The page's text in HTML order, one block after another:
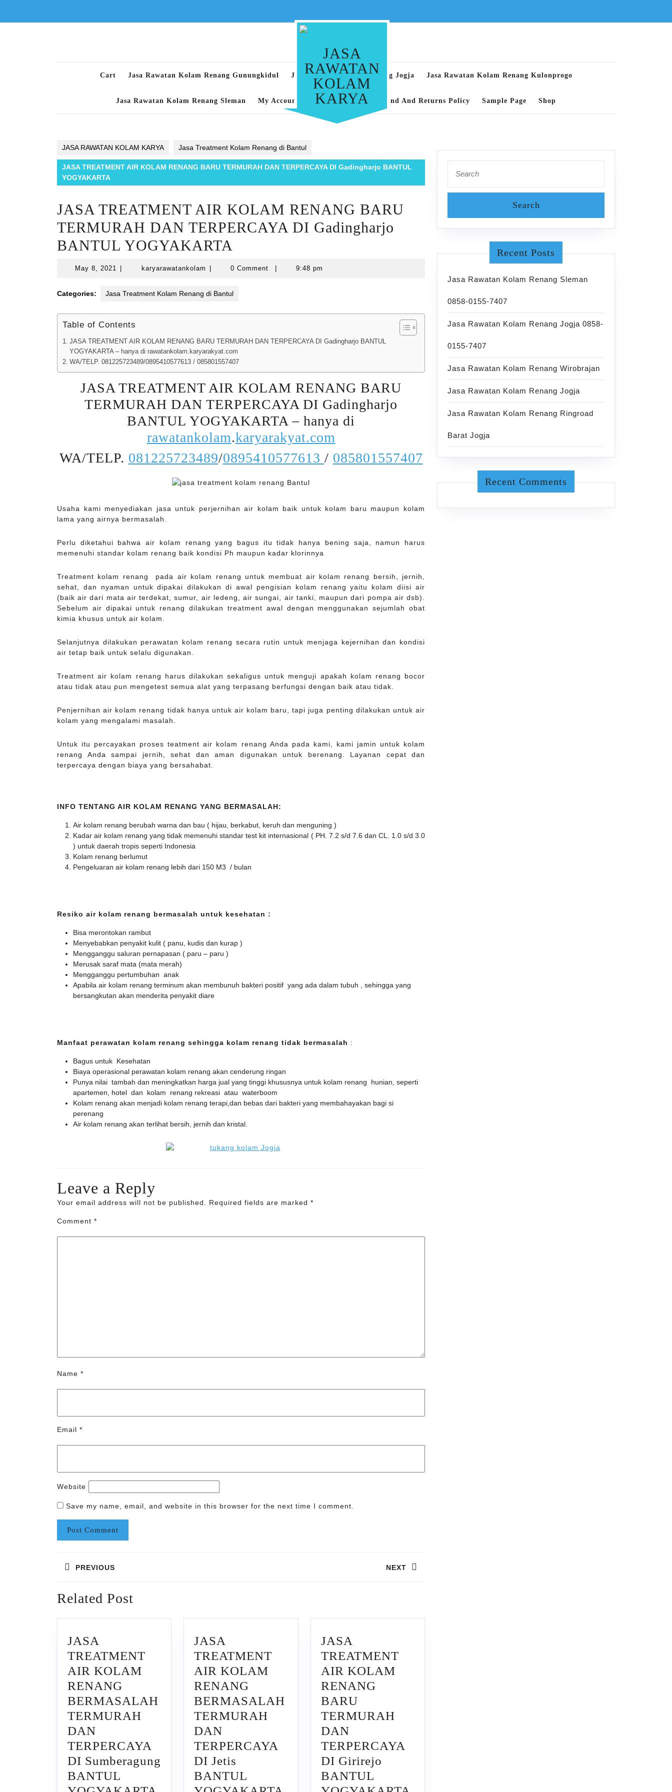
JASA
RAWATAN
KOLAM
KARYA
Cart Jasa Rawatan Kolam Renang Gunungkidul Jasa Rawatan Kolam Renang Jogja Jasa Rawatan Kolam Renang Kulonprogo
Jasa Rawatan Kolam Renang Sleman My Account Privacy Policy Refund And Returns Policy Sample Page Shop
JASA RAWATAN KOLAM KARYA Jasa Treatment Kolam Renang di Bantul
JASA TREATMENT AIR KOLAM RENANG BARU TERMURAH DAN TERPERCAYA DI Gadingharjo BANTUL
YOGYAKARTA
JASA TREATMENT AIR KOLAM RENANG BARU
TERMURAH DAN TERPERCAYA DI Gadingharjo
BANTUL YOGYAKARTA
May 8, 2021 May
karyarawatankolam karyarawatankolam
0 Comment 9:48 pm
Categories: Jasa Treatment Kolam Renang di Bantul
Table of Contents
JASA TREATMENT AIR KOLAM RENANG BARU TERMURAH DAN TERPERCAYA DI Gadingharjo BANTUL
YOGYAKARTA – hanya di rawatankolam.karyarakyat.com
WA/TELP. 081225723489/0895410577613 / 085801557407
JASA TREATMENT AIR KOLAM RENANG BARU
TERMURAH DAN TERPERCAYA DI Gadingharjo
BANTUL YOGYAKARTA – hanya di
rawatankolam.karyarakyat.com
WA/TELP. 081225723489/0895410577613 / 085801557407
Usaha kami menyediakan jasa untuk perjernihan air kolam baik untuk kolam baru maupun kolam
lama yang airnya bermasalah.
Perlu diketahui bahwa air kolam renang yang bagus itu tidak hanya bening saja, namun harus
memenuhi standar kolam renang baik kondisi Ph maupun kadar klorinnya
Treatment kolam renang pada air kolam renang untuk membuat air kolam renang bersih, jernih,
sehat, dan nyaman untuk dipakai dilakukan di awal pengisian kolam renang yaitu kolam diisi air
(baik air dari mata air terdekat, sumur, air ledeng, air sungai, air tanki, maupun dari pompa air dsb).
Sebelum air dipakai untuk renang dilakukan treatment awal dengan menggunakan sejumlah obat
kimia khusus untuk air kolam.
Selanjutnya dilakukan perawatan kolam renang secara rutin untuk menjaga kejernihan dan kondisi
air tetap baik untuk selalu digunakan.
Treatment air kolam renang harus dilakukan sekaligus untuk menguji apakah kolam renang bocor
atau tidak atau pun mengetest semua alat yang terpasang berfungsi dengan baik atau tidak.
Penjernihan air kolam renang tidak hanya untuk air kolam baru, tapi juga penting dilakukan untuk air
kolam yang mengalami masalah.
Untuk itu percayakan proses teatment air kolam renang Anda pada kami, kami jamin untuk kolam
renang Anda sampai jernih, sehat dan aman digunakan untuk berenang. Layanan cepat dan
terpercaya dengan biaya yang bersahabat.
INFO TENTANG AIR KOLAM RENANG YANG BERMASALAH:
Air kolam renang berubah warna dan bau ( hijau, berkabut, keruh dan menguning )
Kadar air kolam renang yang tidak memenuhi standar test kit internasional ( PH. 7.2 s/d 7.6 dan CL. 1.0 s/d 3.0
) untuk daerah tropis seperti Indonesia
Kolam renang berlumut
Pengeluaran air kolam renang lebih dari 150 M3 / bulan
Resiko air kolam renang bermasalah untuk kesehatan :
Bisa merontokan rambut
Menyebabkan penyakit kulit ( panu, kudis dan kurap )
Mengganggu saluran pernapasan ( paru – paru )
Merusak saraf mata (mata merah)
Mengganggu pertumbuhan anak
Apabila air kolam renang terminum akan membunuh bakteri positif yang ada dalam tubuh , sehingga yang
bersangkutan akan menderita penyakit diare
Manfaat perawatan kolam renang sehingga kolam renang tidak bermasalah :
Bagus untuk Kesehatan
Biaya operasional perawatan kolam renang akan cenderung ringan
Punya nilai tambah dan meningkatkan harga jual yang tinggi khususnya untuk kolam renang hunian, seperti
apartemen, hotel dan kolam renang rekreasi atau waterboom
Kolam renang akan menjadi kolam renang terapi,dan bebas dari bakteri yang membahayakan bagi si
perenang
Air kolam renang akan terlihat bersih, jernih dan kristal.
Leave a Reply
Your email address will not be published. Required fields are marked *
Comment *
Name *
Email *
Website
Save my name, email, and website in this browser for the next time I comment.
PREVIOUS
post:
NEXT
Related Post
JASA
TREATMENT
AIR KOLAM
RENANG
BERMASALAH
TERMURAH
DAN
TERPERCAYA
DI Sumberagung
BANTUL
JASA
TREATMENT
AIR KOLAM
RENANG
BERMASALAH
TERMURAH
DAN
TERPERCAYA
DI Jetis
BANTUL
JASA
TREATMENT
AIR KOLAM
RENANG
BARU
TERMURAH
DAN
TERPERCAYA
DI Girirejo
BANTUL
for:
Recent Posts
Jasa Rawatan Kolam Renang Sleman
0858-0155-7407
Jasa Rawatan Kolam Renang Jogja 0858-
0155-7407
Jasa Rawatan Kolam Renang Wirobrajan
Jasa Rawatan Kolam Renang Jogja
Jasa Rawatan Kolam Renang Ringroad
Barat Jogja
Recent Comments